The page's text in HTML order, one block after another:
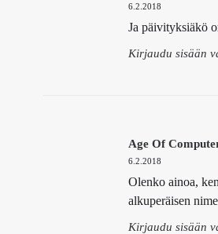
6.2.2018
Ja päivityksiäkö
Kirjaudu sisään
Age Of
6.2.2018
Olenko ainoa,
alkuperäisen
Kirjaudu sisään